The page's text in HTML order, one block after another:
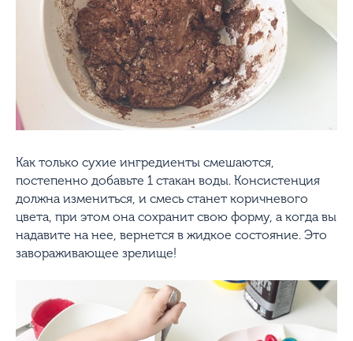
Как только сухие ингредиенты смешаются,
постепенно добавьте 1 стакан воды. Консистенция
должна измениться, и смесь станет коричневого
цвета, при этом она сохранит свою форму, а когда вы
надавите на нее, вернется в жидкое состояние. Это
завораживающее зрелище!